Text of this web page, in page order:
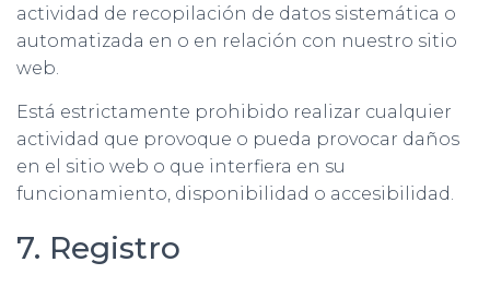
actividad de recopilación de datos sistemática o
automatizada en o en relación con nuestro sitio
web.
Está estrictamente prohibido realizar cualquier
actividad que provoque o pueda provocar daños
en el sitio web o que interfiera en su
funcionamiento, disponibilidad o accesibilidad.
7. Registro